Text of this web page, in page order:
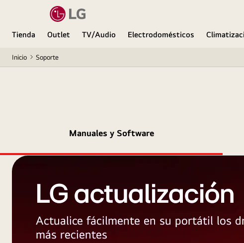
Tienda Outlet TV/Audio Electrodomésticos
Inicio Soporte
Manuales y Software
LG actualización
Actualice fácilmente en su portátil los
más recientes